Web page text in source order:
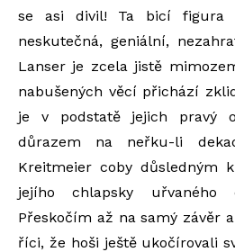
se asi divil! Ta bicí figura
neskutečná, geniální,
Lanser je zcela jistě
nabušených věcí přichází
je v podstatě jejich pravý
důrazem na neřku-li
Kreitmeier coby důsledným
jejího chlapsky uřvaného
Přeskočím až na samý závěr
říci, že hoši ještě ukočírovali